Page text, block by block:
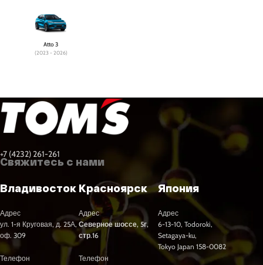
Atto 3
(2023 - 2026)
+7 (4232) 261-261
Свяжитесь с нами
Владивосток
Адрес
ул. 1-я Круговая, д. 25А,
оф. 309
Телефон
Красноярск
Адрес
Северное шоссе, 5г,
стр.16
Телефон
Япония
Адрес
6-13-10, Todoroki,
Setagaya-ku,
Tokyo Japan 158-0082